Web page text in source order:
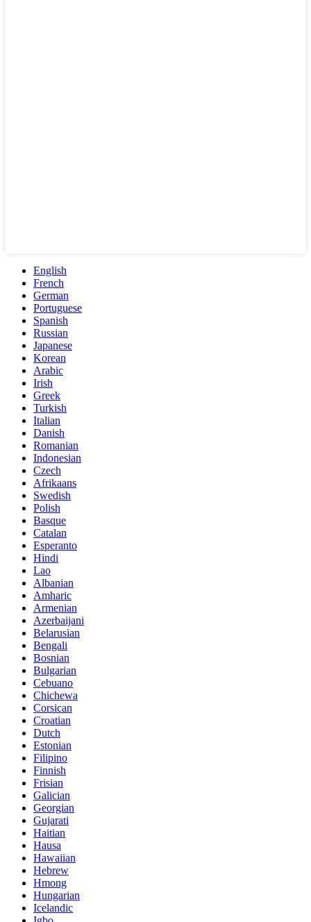
English
French
German
Portuguese
Spanish
Russian
Japanese
Korean
Arabic
Irish
Greek
Turkish
Italian
Danish
Romanian
Indonesian
Czech
Afrikaans
Swedish
Polish
Basque
Catalan
Esperanto
Hindi
Lao
Albanian
Amharic
Armenian
Azerbaijani
Belarusian
Bengali
Bosnian
Bulgarian
Cebuano
Chichewa
Corsican
Croatian
Dutch
Estonian
Filipino
Finnish
Frisian
Galician
Georgian
Gujarati
Haitian
Hausa
Hawaiian
Hebrew
Hmong
Hungarian
Icelandic